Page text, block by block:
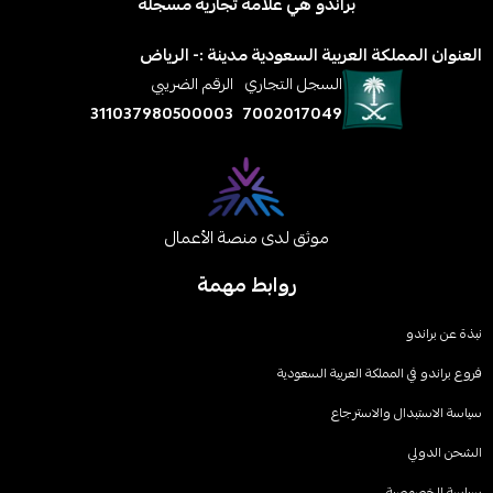
روابط مهمة
عن براندو
براندو في المملكة العربية السعودية
الاستبدال والاسترجاع
الدولي
المملكة العربية السعودية مدينة :- الرياض
السجل التجاري
7002017049
الرقم الضريبي
311037980500003
موثق لدى منصة الأعمال